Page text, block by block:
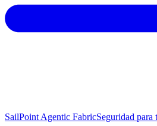
SailPoint Agentic FabricSeguridad para